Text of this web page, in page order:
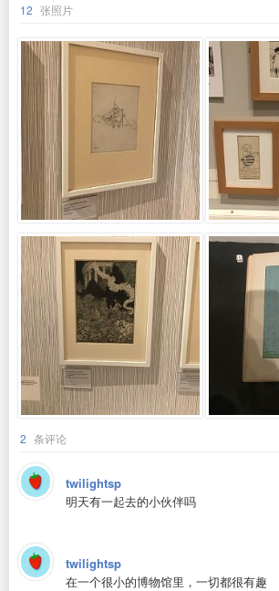
12 张照片
2 条评论
twilightsp
明天有一起去的小伙伴吗
twilightsp
在一个很小的博物馆里，一切都很有趣